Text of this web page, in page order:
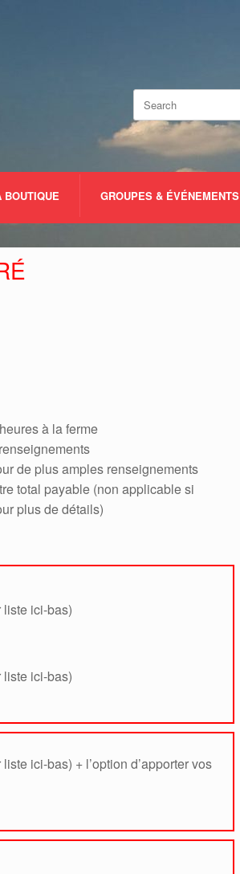
for:
BOUTIQUE GROUPES & ÉVÉNEMENTS
à la ferme
de plus amples renseignements
total payable (non applicable si
plus de détails)
ici-bas)
ici-bas)
ici-bas) + l’option d’apporter vos